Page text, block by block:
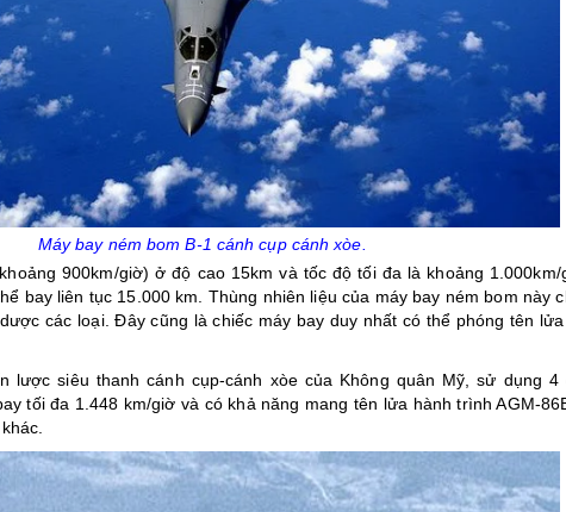
Máy bay ném bom B-1 cánh cụp cánh xòe.
900km/giờ) ở độ cao 15km và tốc độ tối đa là khoảng
bay liên tục 15.000 km. Thùng nhiên liệu của máy bay ném bom này
các loại. Đây cũng là chiếc máy bay duy nhất có thể phóng tên
lược siêu thanh cánh cụp-cánh xòe của Không quân Mỹ, sử dụng
tối đa 1.448 km/giờ và có khả năng mang tên lửa hành trình AGM-